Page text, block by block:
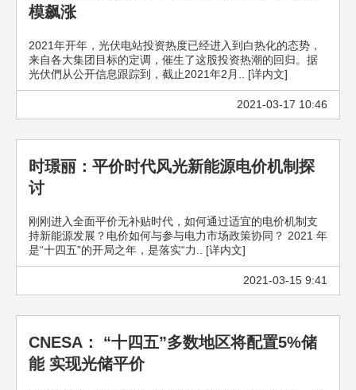
模飙涨
2021年开年，光伏电站投资热度已经进入到白热化的态势，
来自各大集团目标的定调，催生了这股投资热潮的回归。据
光伏們从公开信息跟踪到，截止2021年2月.. [详内文]
2021-03-17 10:46
时璟丽：平价时代风光新能源电价机制探
讨
刚刚进入全面平价无补贴时代，如何通过适宜的电价机制支
持新能源发展？电价如何与参与电力市场政策协同？ 2021 年
是“十四五”的开局之年，是落实“力.. [详内文]
2021-03-15 9:41
CNESA： “十四五”多数地区将配置5%储
能 实现光储平价